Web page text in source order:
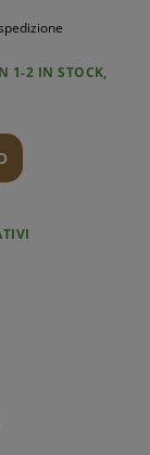
1-2 IN STOCK,